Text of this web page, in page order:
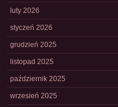
luty 2026
styczeń 2026
grudzień 2025
listopad 2025
październik 2025
wrzesień 2025